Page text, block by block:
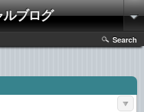
ブログ
Search